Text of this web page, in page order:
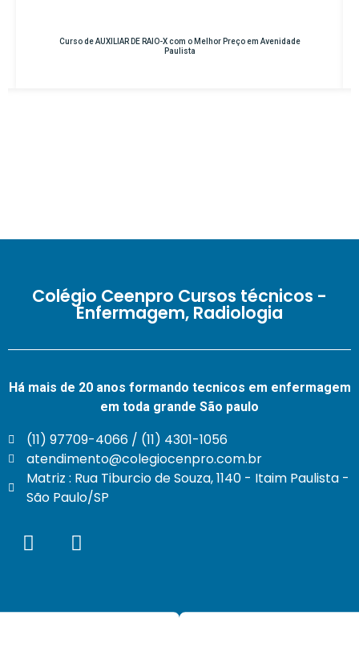
Curso de AUXILIAR DE RAIO-X com o Melhor Preço em Avenidade
Paulista
Colégio Ceenpro Cursos técnicos -
Enfermagem, Radiologia
Há mais de 20 anos formando tecnicos em enfermagem
em toda grande São paulo
(11) 97709-4066 / (11) 4301-1056
atendimento@colegiocenpro.com.br
Matriz : Rua Tiburcio de Souza, 1140 - Itaim Paulista -
São Paulo/SP